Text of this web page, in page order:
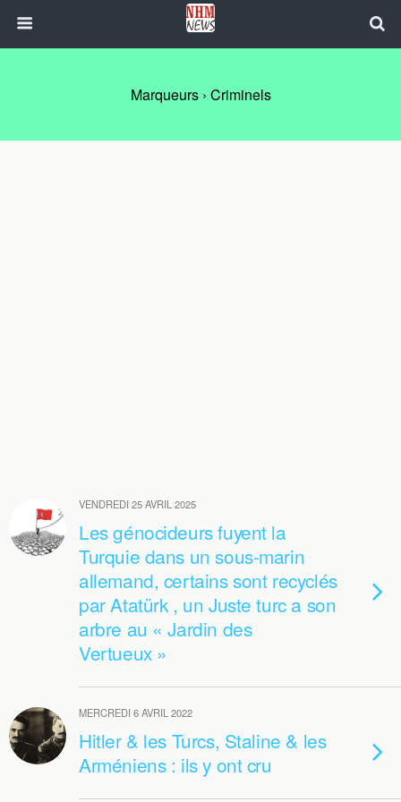
Marqueurs › Criminels
VENDREDI 25 AVRIL 2025
Les génocideurs fuyent la
Turquie dans un sous-marin
allemand, certains sont recyclés
par Atatürk , un Juste turc a son
arbre au « Jardin des
Vertueux »
MERCREDI 6 AVRIL 2022
Hitler & les Turcs, Staline & les
Arméniens : ils y ont cru